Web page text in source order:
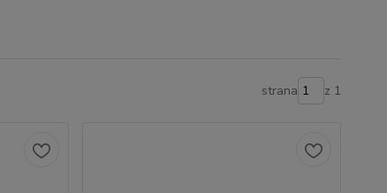
strana z 1